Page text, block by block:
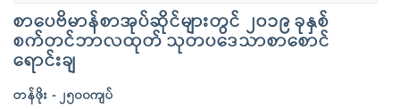
စာပေဗိမာန်စာအုပ်ဆိုင်များတွင် ၂၀၁၉ ခုနှစ်
စက်တင်ဘာလထုတ် သုတပဒေသာစာစောင်
ရောင်းချ
တန်ဖိုး - ၂၅၀၀ကျပ်